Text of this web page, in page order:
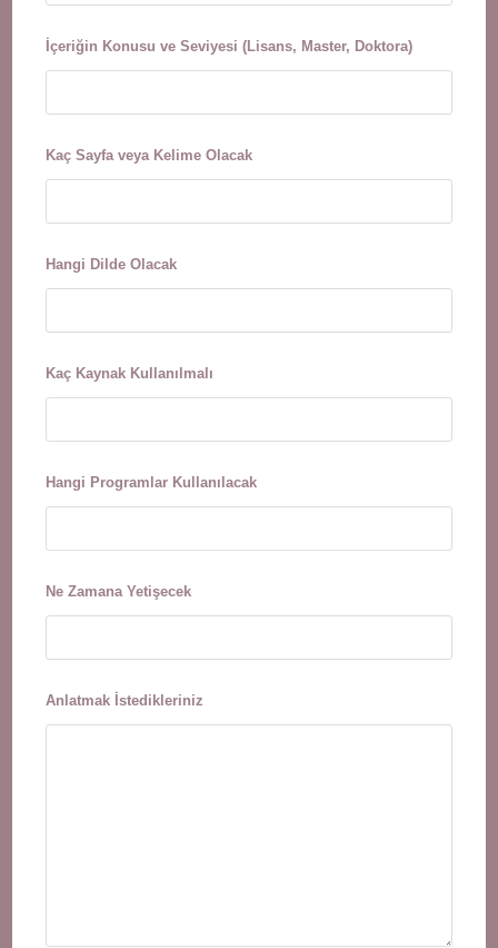
İçeriğin Konusu ve Seviyesi (Lisans, Master, Doktora)
Kaç Sayfa veya Kelime Olacak
Hangi Dilde Olacak
Kaç Kaynak Kullanılmalı
Hangi Programlar Kullanılacak
Ne Zamana Yetişecek
Anlatmak İstedikleriniz